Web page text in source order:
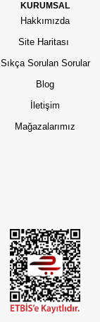
KURUMSAL
Hakkımızda
Site Haritası
Sıkça Sorulan Sorular
Blog
İletişim
Mağazalarımız